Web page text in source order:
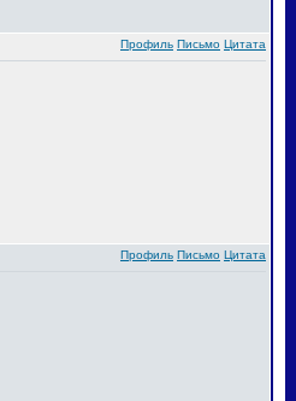
Профиль Письмо Цитата
Профиль Письмо Цитата